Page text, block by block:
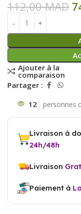
112,00MAD
Ajouter à la
comparaison
Partager :
12
Livraison à
24h/48h
Livraison
Paiement à